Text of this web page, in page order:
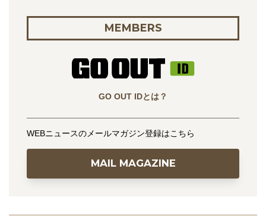
MEMBERS
GO OUT IDとは？
WEBニュースのメールマガジン登録はこちら
MAIL MAGAZINE